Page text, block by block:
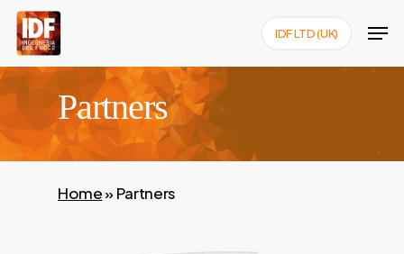
Skip
main
content
IDF LTD (UK)
Partners
Home» Partners